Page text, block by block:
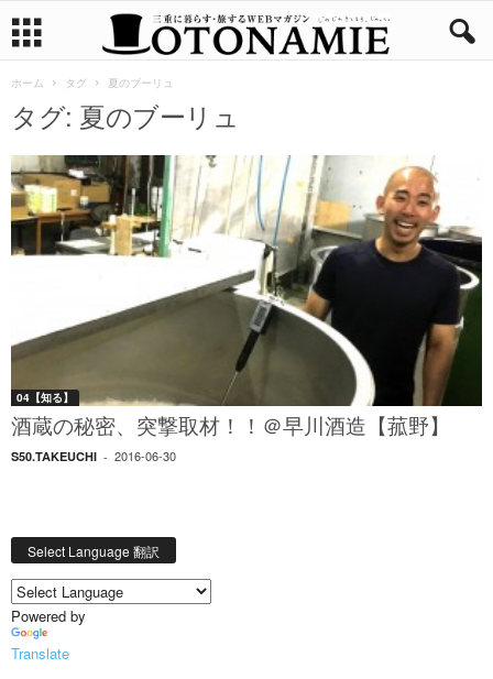
ホーム タグ 夏のブーリュ
タグ: 夏のブーリュ
04【知る】
酒蔵の秘密、突撃取材！！＠早川酒造【菰野】
S50.TAKEUCHI - 2016-06-30
Select Language 翻訳
Powered by
Translate